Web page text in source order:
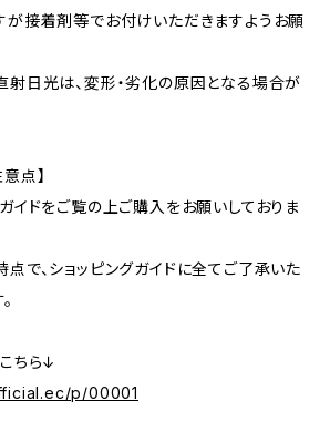
が接着剤等でお付けいただきますようお願
射日光は、変形・劣化の原因となる場合が
点】
イドをご覧の上ご購入をお願いしておりま
で、ショッピングガイドに全てご了承いた
ちら↓
p/00001